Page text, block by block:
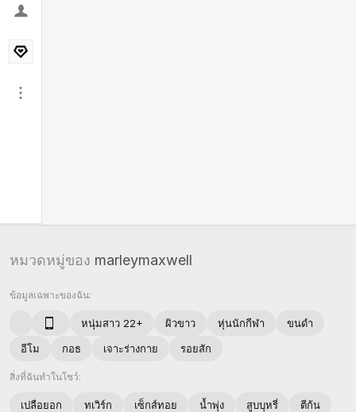
หมวดหมู่ของ marleymaxwell
ข้อมูลเฉพาะของฉัน:
หนุ่มสาว 22+ ผิวขาว หุ่นนักกีฬา
ขนดำ
อีโม
กอธ เจาะร่างกาย รอยสัก
สิ่งที่ฉันทำในโชว์:
เปลือยอก ทเวิร์ก เซ็กส์ทอย น้ำพุ่ง สูบบุหรี่ ตีก้น